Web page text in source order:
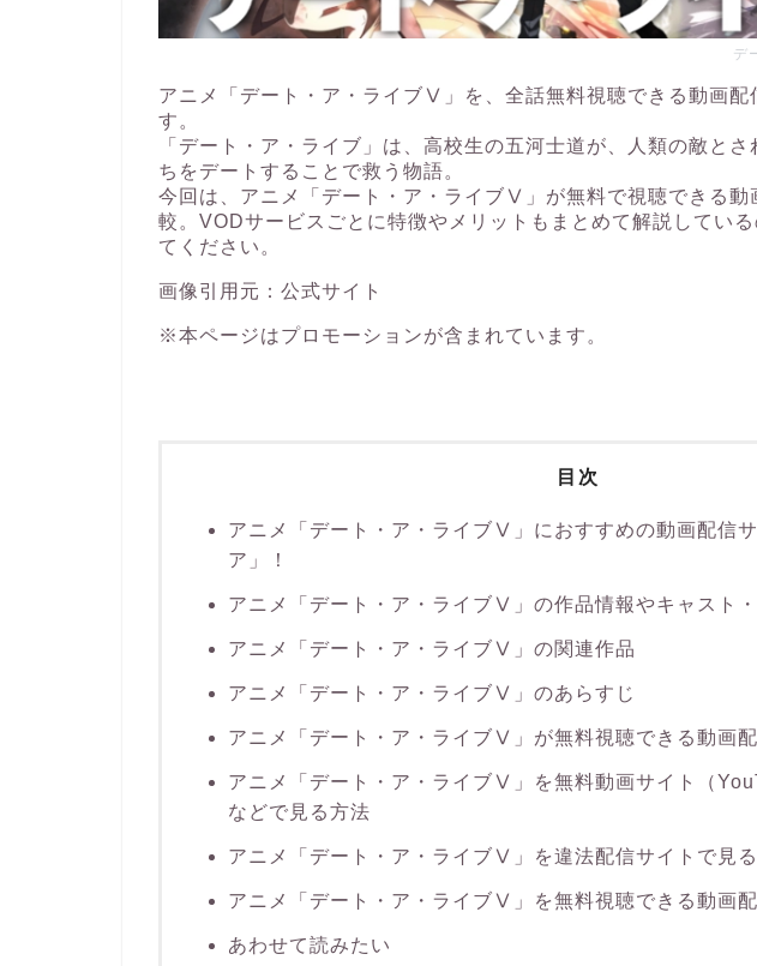
デ
アニメ「デート・ア・ライブⅤ」を、全話無料視聴できる動画配
す。
「デート・ア・ライブ」は、高校生の五河士道が、人類の敵と
ちをデートすることで救う物語。
今回は、アニメ「デート・ア・ライブⅤ」が無料で視聴できる動
較。VODサービスごとに特徴やメリットもまとめて解説してい
てください。
画像引用元： 公式サイト
※本ページはプロモーションが含まれています。
目次
アニメ「デート・ア・ライブⅤ」におすすめの動画配信
ア」！
アニメ「デート・ア・ライブⅤ」の作品情報やキャスト
アニメ「デート・ア・ライブⅤ」の関連作品
アニメ「デート・ア・ライブⅤ」のあらすじ
アニメ「デート・ア・ライブⅤ」が無料視聴できる動画
アニメ「デート・ア・ライブⅤ」を無料動画サイト（
などで見る方法
アニメ「デート・ア・ライブⅤ」を違法配信サイトで見
アニメ「デート・ア・ライブⅤ」を無料視聴できる動画
あわせて読みたい